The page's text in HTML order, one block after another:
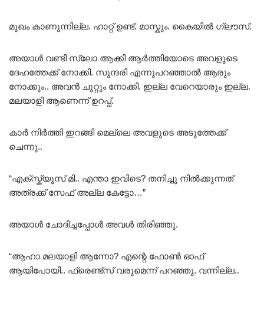
മുഖം കാണുന്നില്ല. ഹാറ്റ് ഉണ്ട്. മാസ്കും. കൈയിൽ ഗ്ലൗസ്.
അയാൾ വണ്ടി സ്ലോ ആക്കി ആർത്തിയോടെ അവളുടെ
ദേഹത്തേക്ക് നോക്കി. സുന്ദരി എന്നുപറഞ്ഞാൽ ആരും
നോക്കും.. അവൻ ചുറ്റും നോക്കി. ഇല്ല വേറെയാരും ഇല്ല.
മലയാളി ആണെന്ന് ഉറപ്പ്.
കാർ നിർത്തി ഇറങ്ങി മെല്ലെ അവളുടെ അടുത്തേക്ക്
ചെന്നു..
“എക്സ്ക്യൂസ്‌ മി.. എന്താ ഇവിടെ? തനിച്ചു നിൽക്കുന്നത്
അത്രക്ക് സേഫ് അല്ല കേട്ടോ…”
അയാൾ ചോദിച്ചപ്പോൾ അവൾ തിരിഞ്ഞു.
“ആഹാ മലയാളി ആന്നോ? എന്റെ ഫോൺ ഓഫ്
ആയിപോയി.. ഫ്രെണ്ട്സ് വരുമെന്ന് പറഞ്ഞു. വന്നില്ല..